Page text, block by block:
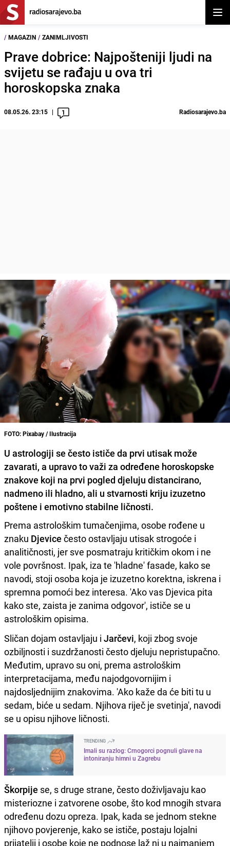
/ MAGAZIN / ZANIMLJIVOSTI
Prave dobrice: Najpošteniji ljudi na
svijetu se rađaju u ova tri
horoskopska znaka
08.05.26. 23:15 1 Radiosarajevo.ba
FOTO: Pixabay / Ilustracija
U astrologiji se često ističe da prvi utisak može
zavarati, a upravo to važi za određene horoskopske
znakove koji na prvi pogled djeluju distancirano,
nadmeno ili hladno, ali u stvarnosti kriju izuzetno
poštene i emotivno stabilne ličnosti.
Prema astrološkim tumačenjima, osobe rođene u
znaku Djevice često ostavljaju utisak strogoće i
analitičnosti, jer sve posmatraju kritičkim okom i ne
vole površnost. Ipak, iza te 'hladne' fasade, kako se
navodi, stoji osoba koja je izuzetno korektna, iskrena i
spremna pomoći bez interesa. 'Ako vas Djevica pita
kako ste, zaista je zanima odgovor', ističe se u
astrološkim opisima.
Sličan dojam ostavljaju i Jarčevi, koji zbog svoje
ozbiljnosti i suzdržanosti često djeluju nepristupačno.
Međutim, upravo su oni, prema astrološkim
interpretacijama, među najodgovornijim i
najdosljednijim znakovima. 'Ako kaže da će biti tu u
sedam, biće u sedam. Njihova riječ je svetinja', navodi
se u opisu njihove ličnosti.
TRENDING
Imali su razlog: Crnogorci pognuli glave na
intoniranju himni u Zagrebu
Škorpije se, s druge strane, često doživljavaju kao
misteriozne i zatvorene osobe, što kod mnogih stvara
određenu dozu opreza. Ipak, kada se jednom stekne
njihovo povjerenje, kako se ističe, postaju lojalni
prijatelji i osobe koje ne podnose laž ni u najmanjem